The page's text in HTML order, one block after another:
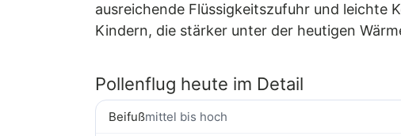
ausreichende Flüssigkeitszufuhr und leichte
Kindern, die stärker unter der heutigen
Pollenflug heute im Detail
Beifußmittel bis hoch